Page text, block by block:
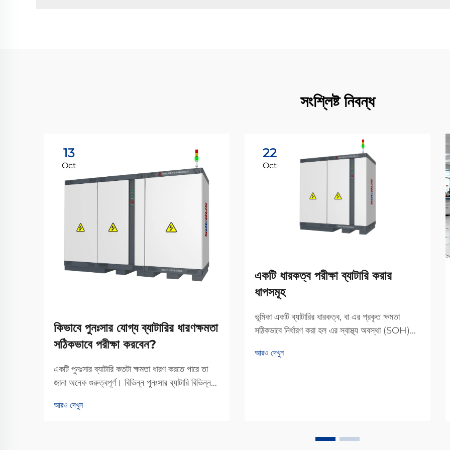
সংশ্লিষ্ট নিবন্ধ
13
Oct
কিভাবে পুনঃসার যোগ্য ব্যাটারির ধারণক্ষমতা
সঠিকভাবে পরীক্ষা করবেন?
একটি পুনঃসার ব্যাটারি কতটা ক্ষমতা ধারণ করতে পারে তা
জানা অনেক গুরুত্বপূর্ণ। বিভিন্ন পুনঃসার ব্যাটারি বিভিন্ন
চালানোর জন্য কতটা শক্তি প্রদান করতে পারে তা নির্ধারণ
আরও দেখুন
22
Oct
একটি ধারকত্ব পরীক্ষা ব্যাটারি করার
ধাপসমূহ
ভূমিকা একটি ব্যাটারির ধারকত্ব, বা এর প্রকৃত ক্ষমতা
সঠিকভাবে নির্ধারণ করা হল এর স্বাস্থ্য অবস্থা (SOH)
এবং প্যাকগুলি নিয়ে কাজ করা উৎপাদনকারী এবং R&D
আরও দেখুন